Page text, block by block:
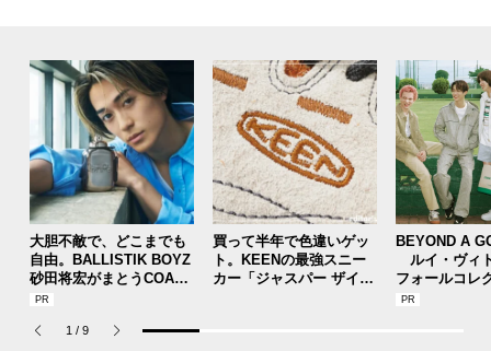
大胆不敵で、どこまでも
自由。BALLISTIK BOYZ
砂田将宏がまとうCOACH
の新作フレグランス「コ
パルファム」
買って半年で色違いゲッ
ト。KEENの最強スニー
カー「ジャスパー ザイオ
BEYOND A
ルイ・ヴィ
フォールコレ
描くプレッピ
1 / 9